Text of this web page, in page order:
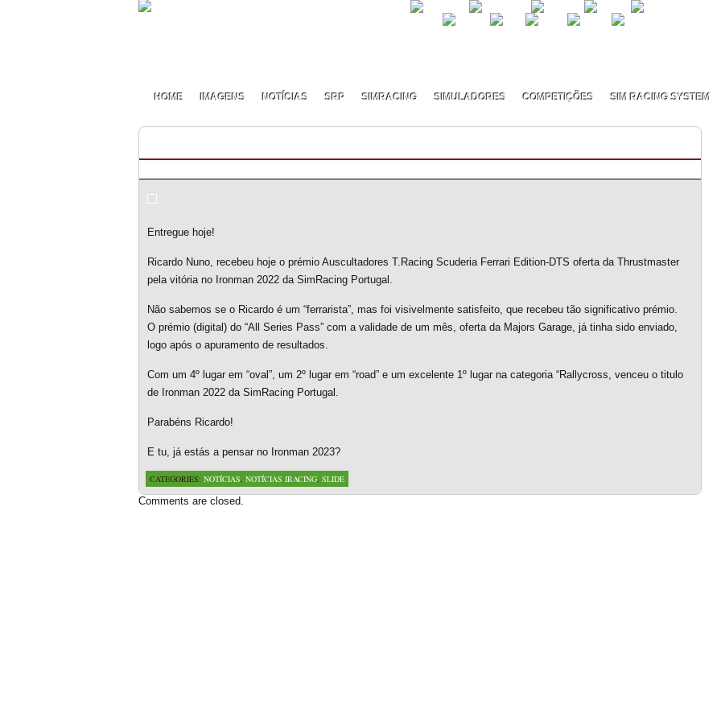
HOME IMAGENS NOTÍCIAS SRP SIMRACING SIMULADORES COMPETIÇÕES SIM RACING SYSTEM
Entregue hoje!
Ricardo Nuno, recebeu hoje o prémio Auscultadores T.Racing Scuderia Ferrari Edition-DTS oferta da Thrustmaster
pela vitória no Ironman 2022 da SimRacing Portugal.
Não sabemos se o Ricardo é um “ferrarista”, mas foi visivelmente satisfeito, que recebeu tão significativo prémio.
O prémio (digital) do “All Series Pass” com a validade de um mês, oferta da Majors Garage, já tinha sido enviado,
logo após o apuramento de resultados.
Com um 4º lugar em “oval”, um 2º lugar em “road” e um excelente 1º lugar na categoria “Rallycross, venceu o titulo
de Ironman 2022 da SimRacing Portugal.
Parabéns Ricardo!
E tu, já estás a pensar no Ironman 2023?
CATEGORIES: NOTÍCIAS, NOTÍCIAS IRACING, SLIDE
Comments are closed.